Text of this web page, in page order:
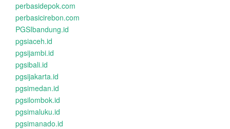
perbasidepok.com
perbasicirebon.com
PGSIbandung.id
pgsiaceh.id
pgsijambi.id
pgsibali.id
pgsijakarta.id
pgsimedan.id
pgsilombok.id
pgsimaluku.id
pgsimanado.id